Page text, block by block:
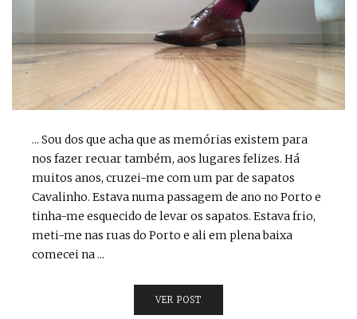
... Sou dos que acha que as memórias existem para
nos fazer recuar também, aos lugares felizes. Há
muitos anos, cruzei-me com um par de sapatos
Cavalinho. Estava numa passagem de ano no Porto e
tinha-me esquecido de levar os sapatos. Estava frio,
meti-me nas ruas do Porto e ali em plena baixa
comecei na ...
VER POST